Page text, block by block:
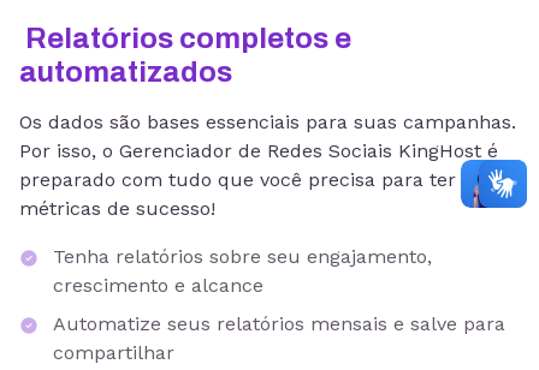
Relatórios completos e
automatizados
Os dados são bases essenciais para suas campanhas.
Por isso, o Gerenciador de Redes Sociais KingHost é
preparado com tudo que você precisa para ter
métricas de sucesso!
Tenha relatórios sobre seu engajamento,
crescimento e alcance
Automatize seus relatórios mensais e salve para
compartilhar